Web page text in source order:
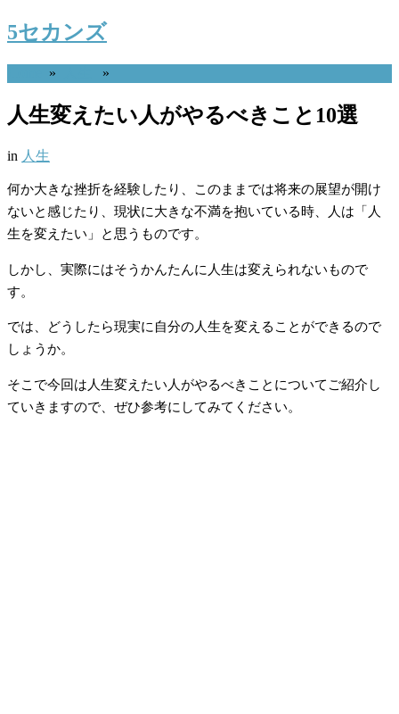
5セカンズ
» »
人生変えたい人がやるべきこと10選
in 人生
何か大きな挫折を経験したり、このままでは将来の展望が開け
ないと感じたり、現状に大きな不満を抱いている時、人は「人
生を変えたい」と思うものです。
しかし、実際にはそうかんたんに人生は変えられないもので
す。
では、どうしたら現実に自分の人生を変えることができるので
しょうか。
そこで今回は人生変えたい人がやるべきことについてご紹介し
ていきますので、ぜひ参考にしてみてください。